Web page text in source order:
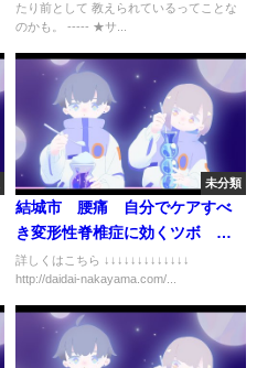
たり前として 教えられているってことな
のかも。 ----- ★サ...
未分類
結城市 腰痛 自分でケアすべ
き変形性脊椎症に効くツボ 承
扶
詳しくはこちら ↓↓↓↓↓↓↓↓↓↓↓↓↓
http://daidai-nakayama.com/...